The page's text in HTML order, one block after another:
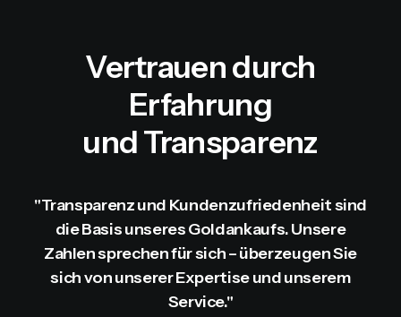
Vertrauen durch
Erfahrung
und Transparenz
"Transparenz und Kundenzufriedenheit sind
die Basis unseres Goldankaufs. Unsere
Zahlen sprechen für sich – überzeugen Sie
sich von unserer Expertise und unserem
Service."